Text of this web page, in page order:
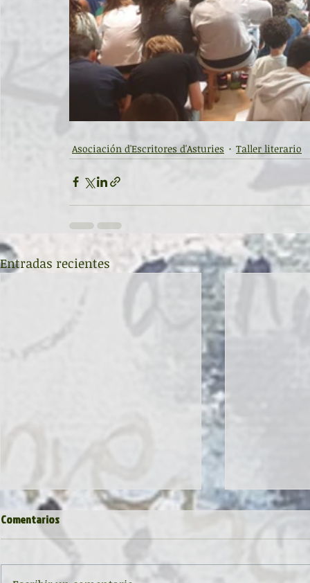
Asociación d'Escritores d'Asturies Taller literario
Entradas recientes
Comentarios